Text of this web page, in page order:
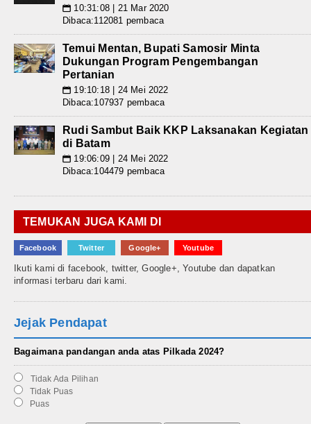
📅 10:31:08 | 21 Mar 2020
Dibaca:112081 pembaca
Temui Mentan, Bupati Samosir Minta
Dukungan Program Pengembangan
Pertanian
📅 19:10:18 | 24 Mei 2022
Dibaca:107937 pembaca
Rudi Sambut Baik KKP Laksanakan Kegiatan
di Batam
📅 19:06:09 | 24 Mei 2022
Dibaca:104479 pembaca
TEMUKAN JUGA KAMI DI
Facebook Twitter Google+ Youtube
Ikuti kami di facebook, twitter, Google+, Youtube dan dapatkan
informasi terbaru dari kami.
Jejak Pendapat
Bagaimana pandangan anda atas Pilkada 2024?
Tidak Ada Pilihan
Tidak Puas
Puas